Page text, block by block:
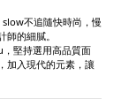
不追隨快時尚，慢
的細膩。
堅持選用高品質面
加入現代的元素，讓